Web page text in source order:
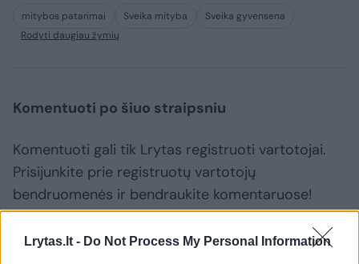
Lrytas.lt - Do Not Process My Personal Information
mitybos patarimai Sveika mityba
Sveika gyvensena
Rodyti daugiau žymių
Komentuoti po šiuo straipsniu
Komentuoti gali tik Lrytas registruoti vartotojai.
Prisijunkite prie registruotų vartotojų
bendruomenės ir bendraukite komentaruose!
Rodyti komentarus